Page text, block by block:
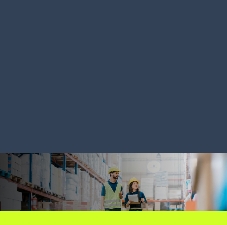
LIRE LA SUITE LIRE LA SUITE